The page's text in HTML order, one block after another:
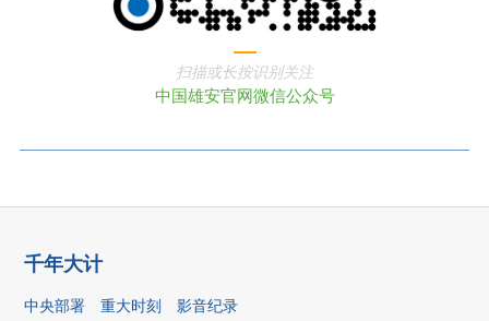
扫描或长按识别关注
中国雄安官网微信公众号
千年大计
中央部署 重大时刻 影音纪录